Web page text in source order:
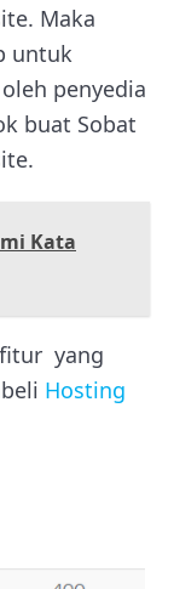
Maka
untuk
penyedia
buat Sobat
Kata
yang
Hosting